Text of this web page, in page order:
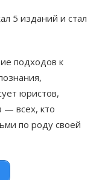
5 изданий и стал
подходов к
юристов,
— всех, кто
по роду своей